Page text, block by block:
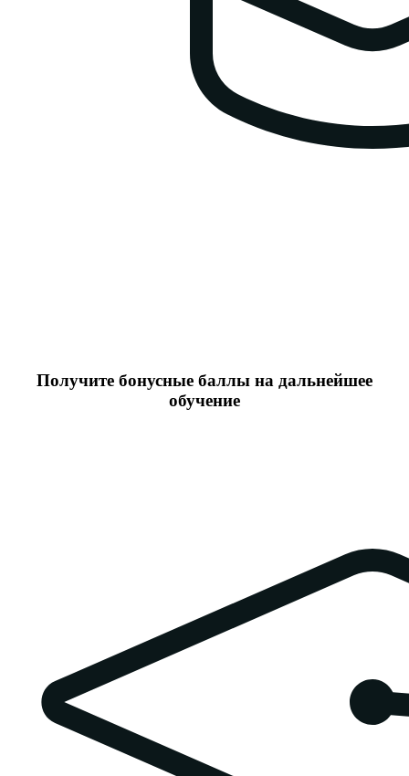
Получите бонусные баллы на дальнейшее
обучение